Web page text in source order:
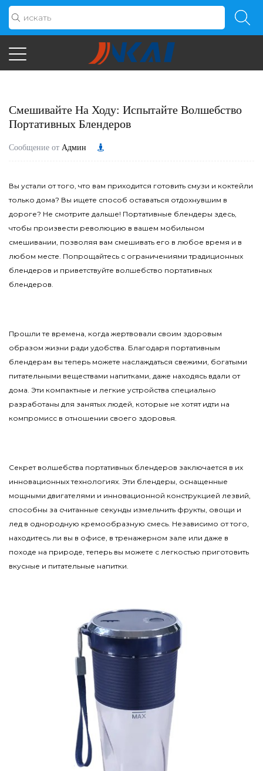
Смешивайте На Ходу: Испытайте Волшебство
Портативных Блендеров
Сообщение от Админ
Вы устали от того, что вам приходится готовить смузи и коктейли
только дома? Вы ищете способ оставаться отдохнувшим в
дороге? Не смотрите дальше! Портативные блендеры здесь,
чтобы произвести революцию в вашем мобильном
смешивании, позволяя вам смешивать его в любое время и в
любом месте. Попрощайтесь с ограничениями традиционных
блендеров и приветствуйте волшебство портативных
блендеров.
Прошли те времена, когда жертвовали своим здоровым
образом жизни ради удобства. Благодаря портативным
блендерам вы теперь можете наслаждаться свежими, богатыми
питательными веществами напитками, даже находясь вдали от
дома. Эти компактные и легкие устройства специально
разработаны для занятых людей, которые не хотят идти на
компромисс в отношении своего здоровья.
Секрет волшебства портативных блендеров заключается в их
инновационных технологиях. Эти блендеры, оснащенные
мощными двигателями и инновационной конструкцией лезвий,
способны за считанные секунды измельчить фрукты, овощи и
лед в однородную кремообразную смесь. Независимо от того,
находитесь ли вы в офисе, в тренажерном зале или даже в
походе на природе, теперь вы можете с легкостью приготовить
вкусные и питательные напитки.